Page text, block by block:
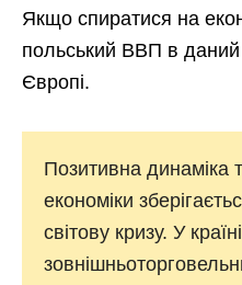
Якщо спиратися на
польський ВВП в
Європі.
Позитивна динаміка
економіки
світову кризу. У